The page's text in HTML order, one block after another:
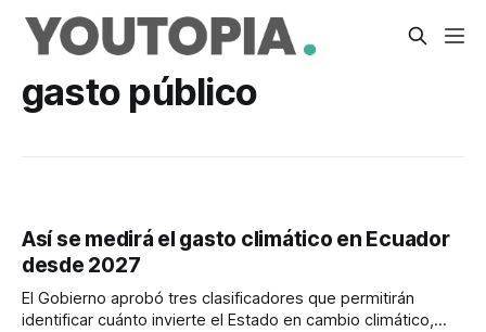
gasto público
Así se medirá el gasto climático en Ecuador
desde 2027
El Gobierno aprobó tres clasificadores que permitirán
identificar cuánto invierte el Estado en cambio climático,